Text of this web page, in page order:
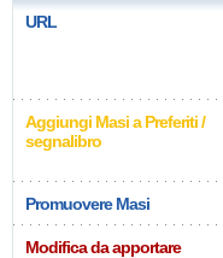
URL
Aggiungi Masi a Preferiti /
segnalibro
Promuovere Masi
Modifica da apportare